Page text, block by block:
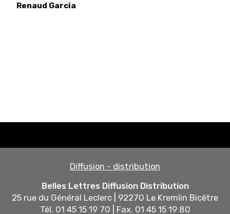
Renaud Garcia
Diffusion - distribution
Belles Lettres Diffusion Distribution
25 rue du Général Leclerc | 92270 Le Kremlin Bicêtre
Tél. 01 45 15 19 70 | Fax. 01 45 15 19 80